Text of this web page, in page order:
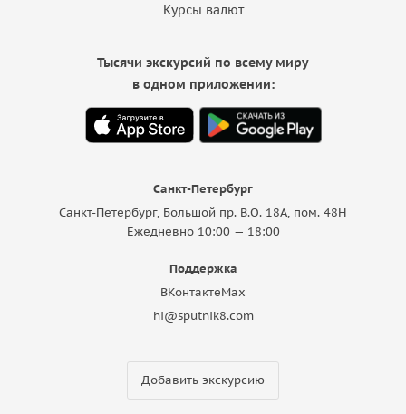
Курсы валют
Санкт-Петербург
Санкт-Петербург, Большой пр. В.О. 18A, пом. 48Н
Ежедневно 10:00 — 18:00
Поддержка
ВКонтактеMax
hi@sputnik8.com
Добавить экскурсию
Тысячи экскурсий по всему миру
в одном приложении: